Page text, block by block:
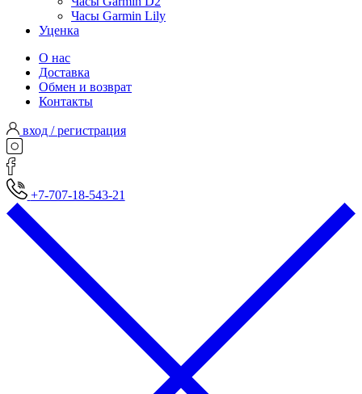
Часы Garmin Lily
Уценка
О нас
Доставка
Обмен и возврат
Контакты
вход / регистрация
+7-707-18-543-21